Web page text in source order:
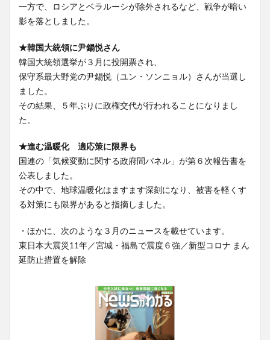
一方で、ロシアとベラルーシが除外されるなど、戦争が暗い
影を落としました。
★韓国大統領に尹錫悦さん
韓国大統領選挙が３月に投開票され、
保守系最大野党の尹錫悦（ユン・ソンニョル）さんが当選し
ました。
その結果、５年ぶりに政権交代が行われることになりまし
た。
★進む温暖化 適応策に限界も
国連の「気候変動に関する政府間パネル」が第６次報告書を
公表しました。
その中で、地球温暖化はますます深刻になり、被害を軽くす
る対策にも限界があると指摘しました。
・ほかに、次のような３月のニュースを載せています。
東日本大震災11年／宮城・福島で震度６強／新型コロナ まん
延防止措置を解除